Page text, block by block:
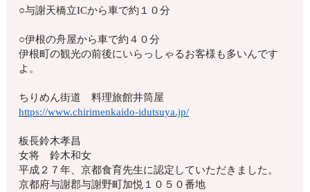
○与謝天橋立ICから車で約１０分
○伊根の舟屋から車で約４０分
伊根町の観光の前後にいらっしゃるお客様も多いんです
よ。
ちりめん街道 料理旅館井筒屋
https://www.chirimenkaido-idutsuya.jp/
板長鈴木孝昌
女将 鈴木和女
平成２７年、京都食育先生に認定していただきました。
京都府与謝郡与謝野町加悦１０５０番地